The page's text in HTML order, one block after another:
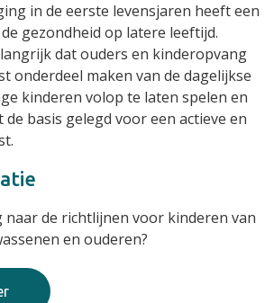
in de eerste levensjaren heeft een
gezondheid op latere leeftijd.
dat ouders en kinderopvang
onderdeel maken van de dagelijkse
kinderen volop te laten spelen en
basis gelegd voor een actieve en
naar de richtlijnen voor kinderen van
en ouderen?